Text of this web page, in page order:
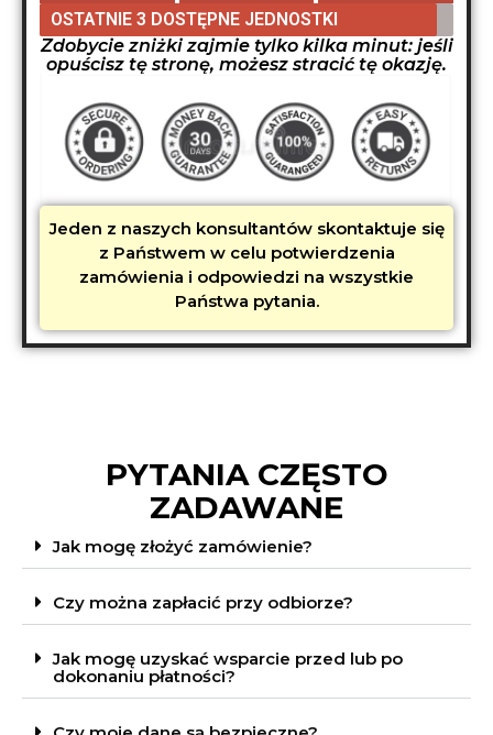
OSTATNIE 3 DOSTĘPNE JEDNOSTKI
Zdobycie zniżki zajmie tylko kilka minut: jeśli
opuścisz tę stronę, możesz stracić tę okazję.
Jeden z naszych konsultantów skontaktuje się
z Państwem w celu potwierdzenia
zamówienia i odpowiedzi na wszystkie
Państwa pytania.
PYTANIA CZĘSTO
ZADAWANE
Jak mogę złożyć zamówienie?
Czy można zapłacić przy odbiorze?
Jak mogę uzyskać wsparcie przed lub po
dokonaniu płatności?